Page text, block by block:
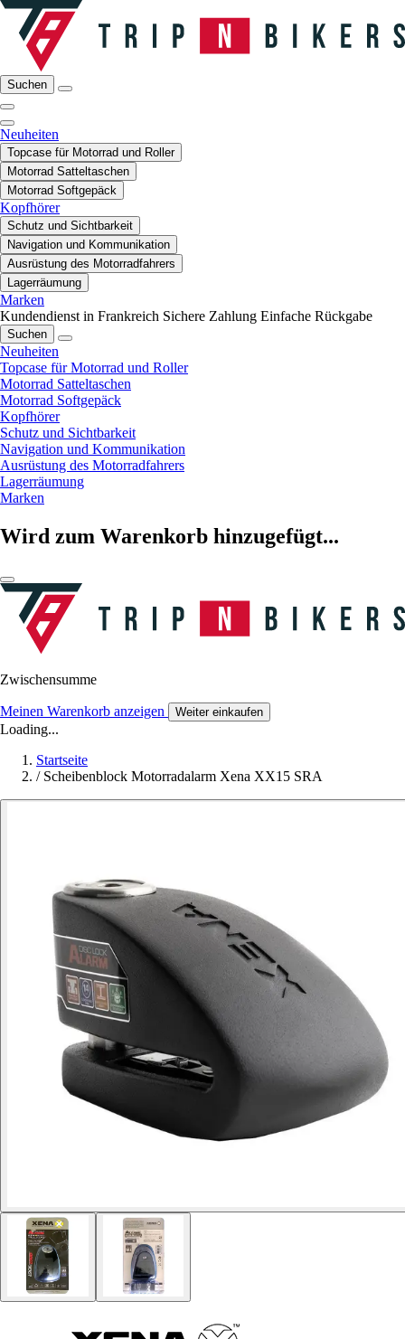
Suchen
Neuheiten
Topcase für Motorrad und Roller
Motorrad Satteltaschen
Motorrad Softgepäck
Kopfhörer
Schutz und Sichtbarkeit
Navigation und Kommunikation
Ausrüstung des Motorradfahrers
Lagerräumung
Marken
Kundendienst in Frankreich Sichere Zahlung Einfache Rückgabe
Suchen
Neuheiten
Topcase für Motorrad und Roller
Motorrad Satteltaschen
Motorrad Softgepäck
Kopfhörer
Schutz und Sichtbarkeit
Navigation und Kommunikation
Ausrüstung des Motorradfahrers
Lagerräumung
Marken
Wird zum Warenkorb hinzugefügt...
Zwischensumme
Meinen Warenkorb anzeigen Weiter einkaufen
Loading...
Startseite
/ Scheibenblock Motorradalarm Xena XX15 SRA